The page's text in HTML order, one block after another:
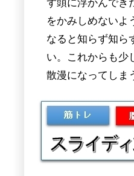
ず頭に浮かんでき
をかみしめないよ
なると知らず知ら
い。これからも少
散漫になってしま